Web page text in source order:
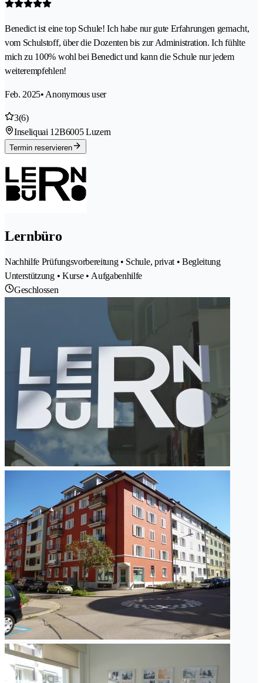
Benedict ist eine top Schule! Ich habe nur gute Erfahrungen gemacht,
vom Schulstoff, über die Dozenten bis zur Administration. Ich fühlte
mich zu 100% wohl bei Benedict und kann die Schule nur jedem
weiterempfehlen!
Feb. 2025• Anonymous user
3(6)
Inseliquai 12B6005 Luzern
Termin reservieren
Lernbüro
Nachhilfe Prüfungsvorbereitung • Schule, privat • Begleitung
Unterstützung • Kurse • Aufgabenhilfe
Geschlossen